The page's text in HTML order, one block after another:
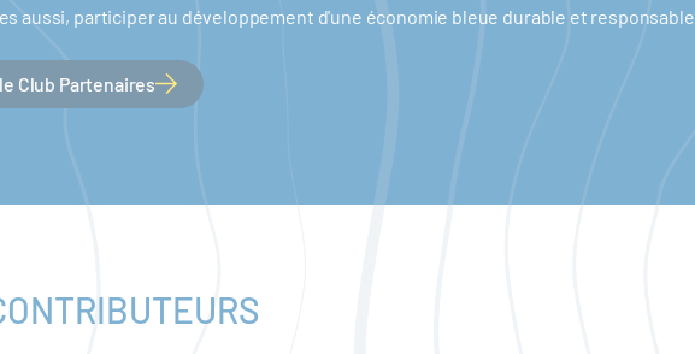
aussi, participer au développement d'une économie bleue durable et responsable.
Club Partenaires